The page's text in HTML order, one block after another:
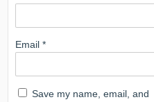
Email*
Save my name, email, and